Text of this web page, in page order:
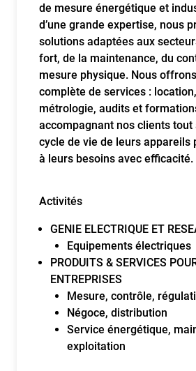
de mesure énergétique et
d’une grande expertise, nous
solutions adaptées aux
fort, de la maintenance, du
mesure physique. Nous
complète de services :
métrologie, audits et
accompagnant nos clients tout
cycle de vie de leurs appareils
à leurs besoins avec efficacité.
Activités
GENIE ELECTRIQUE ET
Equipements électriques
PRODUITS & SERVICES
ENTREPRISES
Mesure, contrôle,
Négoce, distribution
Service énergétique,
exploitation